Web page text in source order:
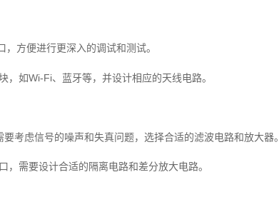
方便进行更深入的调试和测试。
如Wi-Fi、蓝牙等，并设计相应的天线电路。
考虑信号的噪声和失真问题，选择合适的滤波电路和放大器。
需要设计合适的隔离电路和差分放大电路。